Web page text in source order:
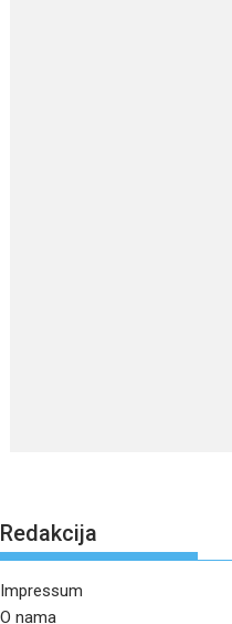
Redakcija
Impressum
O nama